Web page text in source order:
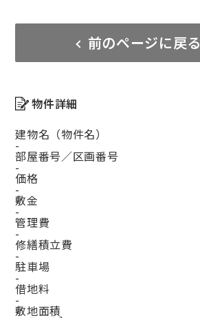
前のページに戻る
物件詳細
建物名（物件名）
-
部屋番号／区画番号
-
価格
-
敷金
-
管理費
-
修繕積立費
-
駐車場
-
借地料
-
敷地面積